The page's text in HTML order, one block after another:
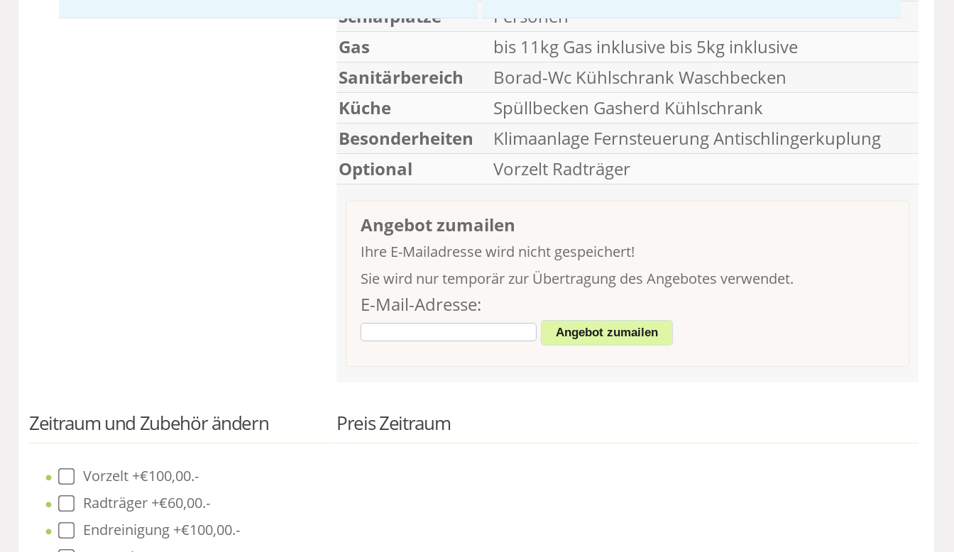
Schlafplätze
Personen
Gas
bis 11kg Gas inklusive bis 5kg inklusive
Sanitärbereich
Borad-Wc Kühlschrank Waschbecken
Küche
Spüllbecken Gasherd Kühlschrank
Besonderheiten
Klimaanlage Fernsteuerung Antischlingerkuplung
Optional
Vorzelt Radträger
Angebot zumailen
Ihre E-Mailadresse wird nicht gespeichert!
Sie wird nur temporär zur Übertragung des Angebotes verwendet.
E-Mail-Adresse:
Zeitraum und Zubehör ändern
Vorzelt +€100,00.-
Radträger +€60,00.-
Endreinigung +€100,00.-
Preis Zeitraum